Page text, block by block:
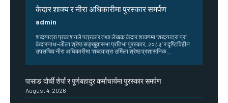
केदार शाक्य र नीरा अधिकारीमा पुरस्कार समर्पण
admin
शब्दयात्रा प्रकाशनले पत्रकार तथा लेखक केदार शाक्यमा ‘शब्दयात्रा प्रा.
केदारनाथ–लीला श्रेष्ठ सङ्खुवासभा प्रतिभा पुरस्कार, २०८३’ र दृष्टिविहीन
उपसचिव नीरा अधिकारीमा ‘शब्दयात्रा उर्मिला श्रेष्ठ प्रशासनिक...
पासाङ दोर्ची शेर्पा र पूर्णबहादुर कर्माचार्यमा पुरस्कार समर्पण
August 4, 2026